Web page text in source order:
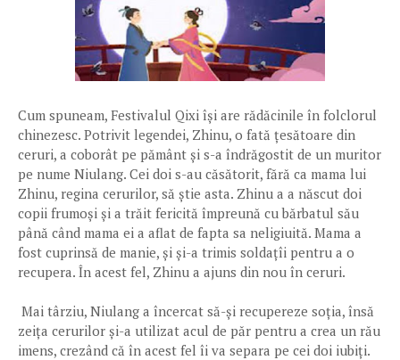
Cum spuneam, Festivalul Qixi își are rădăcinile în folclorul
chinezesc. Potrivit legendei, Zhinu, o fată țesătoare din
ceruri, a coborât pe pământ și s-a îndrăgostit de un muritor
pe nume Niulang. Cei doi s-au căsătorit, fără ca mama lui
Zhinu, regina cerurilor, să știe asta. Zhinu a a născut doi
copii frumoși și a trăit fericită împreună cu bărbatul său
până când mama ei a aflat de fapta sa neligiuită. Mama a
fost cuprinsă de manie, și și-a trimis soldațîi pentru a o
recupera. În acest fel, Zhinu a ajuns din nou în ceruri.
Mai târziu, Niulang a încercat să-și recupereze soția, însă
zeița cerurilor și-a utilizat acul de păr pentru a crea un rău
imens, crezând că în acest fel îi va separa pe cei doi iubiți.